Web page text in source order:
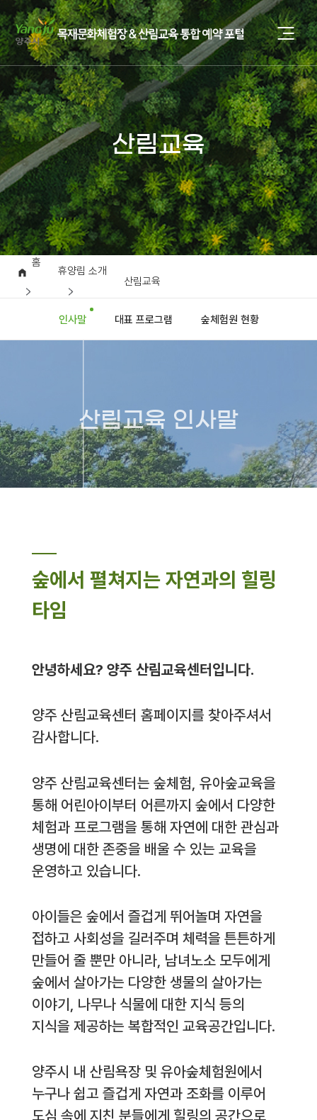
산림교육
홈
휴양림 소개
산림교육
인사말 대표 프로그램 숲체험원 현황
산림교육 인사말
숲에서 펼쳐지는 자연과의 힐링
타임
안녕하세요? 양주 산림교육센터입니다.
양주 산림교육센터 홈페이지를 찾아주셔서
감사합니다.
양주 산림교육센터는 숲체험, 유아숲교육을
통해 어린아이부터 어른까지 숲에서 다양한
체험과 프로그램을 통해 자연에 대한 관심과
생명에 대한 존중을 배울 수 있는 교육을
운영하고 있습니다.
아이들은 숲에서 즐겁게 뛰어놀며 자연을
접하고 사회성을 길러주며 체력을 튼튼하게
만들어 줄 뿐만 아니라, 남녀노소 모두에게
숲에서 살아가는 다양한 생물의 살아가는
이야기, 나무나 식물에 대한 지식 등의
지식을 제공하는 복합적인 교육공간입니다.
양주시 내 산림욕장 및 유아숲체험원에서
누구나 쉽고 즐겁게 자연과 조화를 이루어
도심 속에 지친 분들에게 힐링의 공간으로